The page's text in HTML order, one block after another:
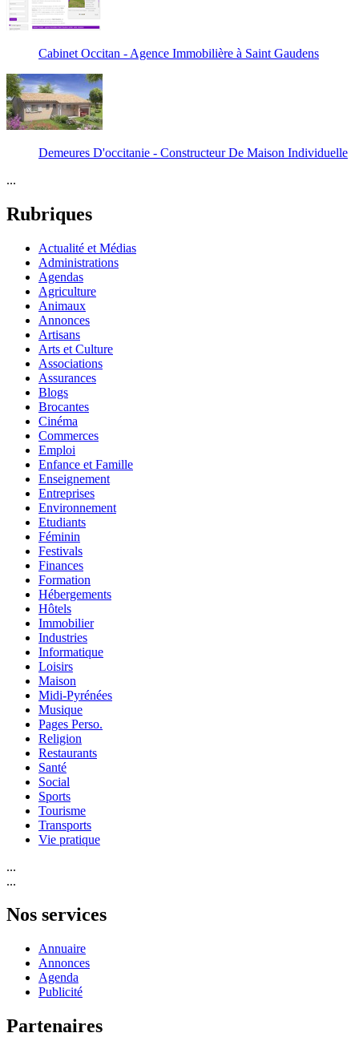
Cabinet Occitan - Agence Immobilière à Saint Gaudens
Demeures D'occitanie - Constructeur De Maison Individuelle
...
Rubriques
Actualité et Médias
Administrations
Agendas
Agriculture
Animaux
Annonces
Artisans
Arts et Culture
Associations
Assurances
Blogs
Brocantes
Cinéma
Commerces
Emploi
Enfance et Famille
Enseignement
Entreprises
Environnement
Etudiants
Féminin
Festivals
Finances
Formation
Hébergements
Hôtels
Immobilier
Industries
Informatique
Loisirs
Maison
Midi-Pyrénées
Musique
Pages Perso.
Religion
Restaurants
Santé
Social
Sports
Tourisme
Transports
Vie pratique
...
...
Nos services
Annuaire
Annonces
Agenda
Publicité
Partenaires